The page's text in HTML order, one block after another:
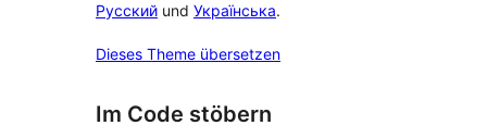
Русский und Українська.
Dieses Theme übersetzen
Im Code stöbern